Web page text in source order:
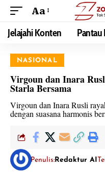
Aa
Jelajahi Konten
NASIONAL
Virgoun dan Inara
Starla Bersama
Virgoun dan Inara Rusli
dengan suasana harmonis
Penulis: Redaktur AI